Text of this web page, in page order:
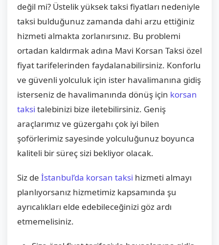
değil mi? Üstelik yüksek taksi fiyatları nedeniyle
taksi bulduğunuz zamanda dahi arzu ettiğiniz
hizmeti almakta zorlanırsınız. Bu problemi
ortadan kaldırmak adına Mavi Korsan Taksi özel
fiyat tarifelerinden faydalanabilirsiniz. Konforlu
ve güvenli yolculuk için ister havalimanına gidiş
isterseniz de havalimanında dönüş için korsan
taksi talebinizi bize iletebilirsiniz. Geniş
araçlarımız ve güzergahı çok iyi bilen
şoförlerimiz sayesinde yolculuğunuz boyunca
kaliteli bir süreç sizi bekliyor olacak.
Siz de İstanbul’da korsan taksi hizmeti almayı
planlıyorsanız hizmetimiz kapsamında şu
ayrıcalıkları elde edebileceğinizi göz ardı
etmemelisiniz.